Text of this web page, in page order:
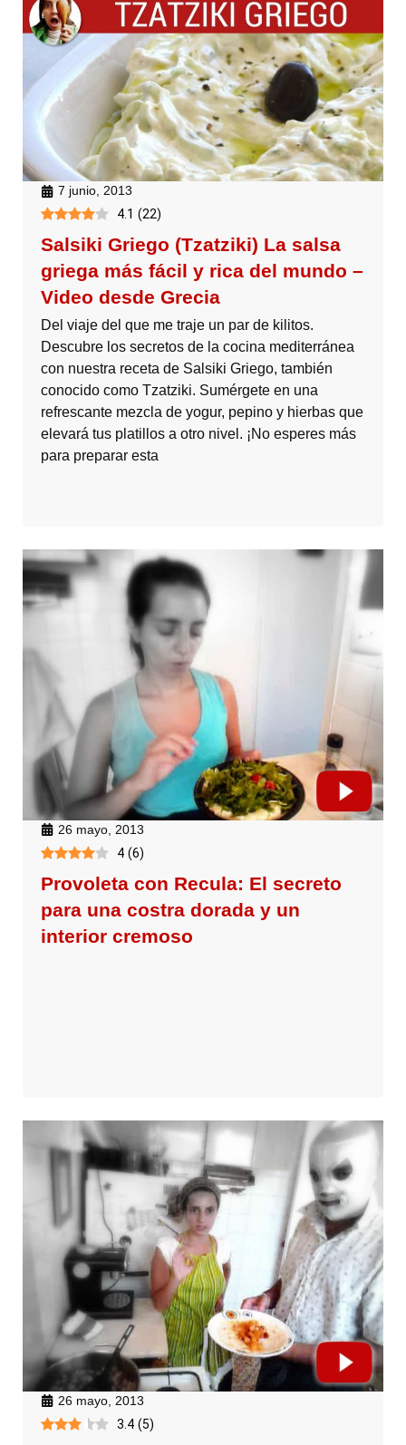
7 junio, 2013
4.1 (22)
Salsiki Griego (Tzatziki) La salsa
griega más fácil y rica del mundo –
Video desde Grecia
Del viaje del que me traje un par de kilitos.
Descubre los secretos de la cocina mediterránea
con nuestra receta de Salsiki Griego, también
conocido como Tzatziki. Sumérgete en una
refrescante mezcla de yogur, pepino y hierbas que
elevará tus platillos a otro nivel. ¡No esperes más
para preparar esta
26 mayo, 2013
4 (6)
Provoleta con Recula: El secreto
para una costra dorada y un
interior cremoso
26 mayo, 2013
3.4 (5)